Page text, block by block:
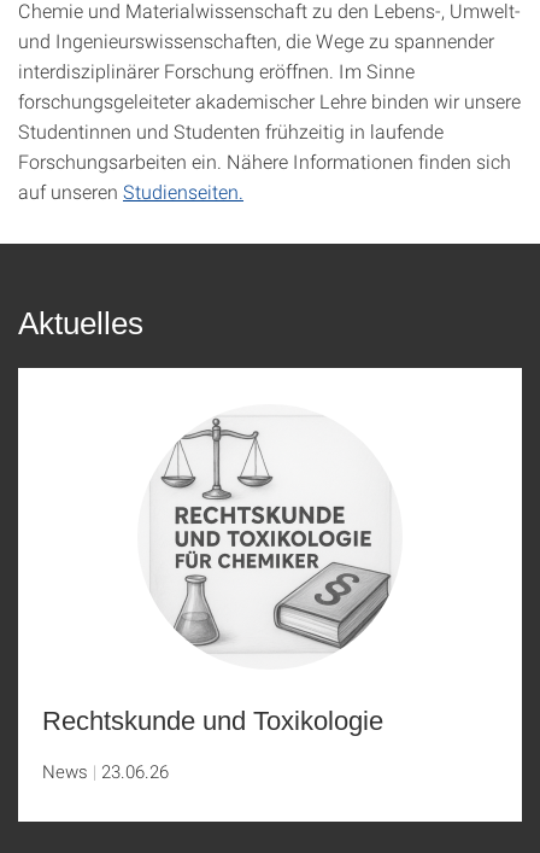
Chemie und Materialwissenschaft zu den Lebens-, Umwelt-
und Ingenieurswissenschaften, die Wege zu spannender
interdisziplinärer Forschung eröffnen. Im Sinne
forschungsgeleiteter akademischer Lehre binden wir unsere
Studentinnen und Studenten frühzeitig in laufende
Forschungsarbeiten ein. Nähere Informationen finden sich
auf unseren Studienseiten.
Aktuelles
Rechtskunde und Toxikologie
News 23.06.26